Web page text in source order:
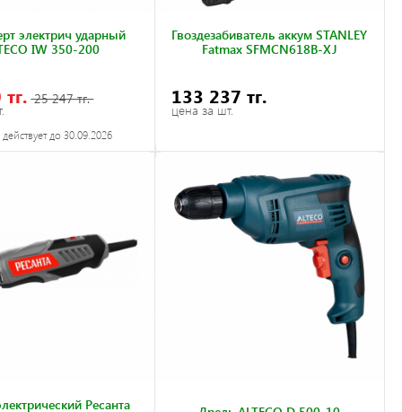
электрич ударный
IW 350-200
25 247 тг.
до 30.09.2026
Гвоздезабиватель аккум STANLEY
Fatmax SFMCN618B-XJ
133 237 тг.
цена за шт.
Ресанта